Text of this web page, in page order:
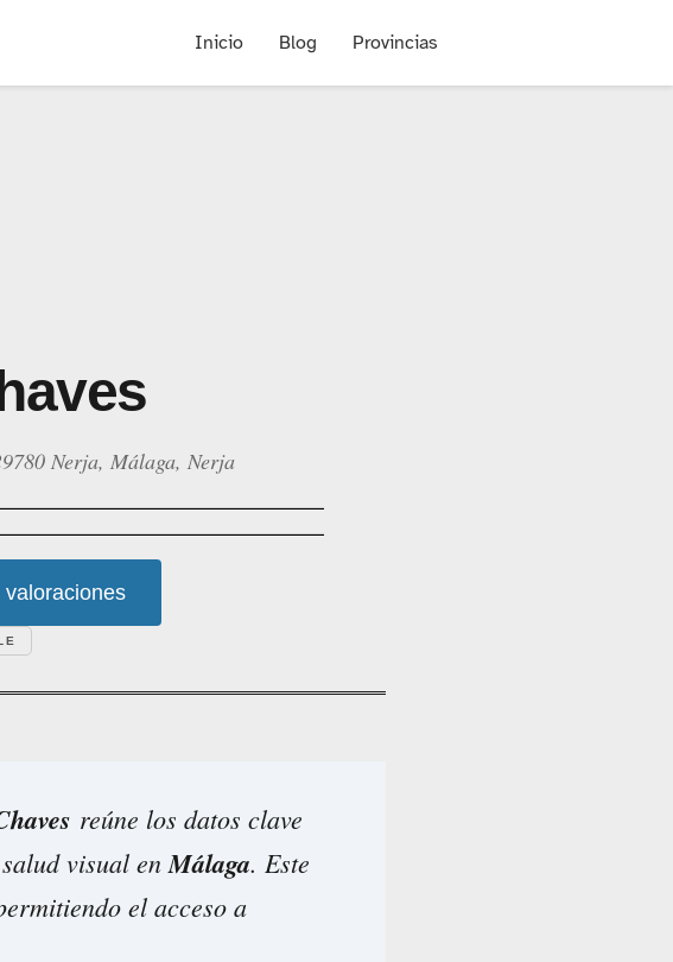
Inicio Blog Provincias
Nerja, Málaga, Nerja
valoraciones
reúne los datos clave
visual enMálaga. Este
el acceso a